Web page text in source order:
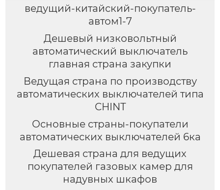
ведущий-китайский-покупатель-
автом1-7
Дешевый низковольтный
автоматический выключатель
главная страна закупки
Ведущая страна по производству
автоматических выключателей типа
CHINT
Основные страны-покупатели
автоматических выключателей 6ка
Дешевая страна для ведущих
покупателей газовых камер для
надувных шкафов